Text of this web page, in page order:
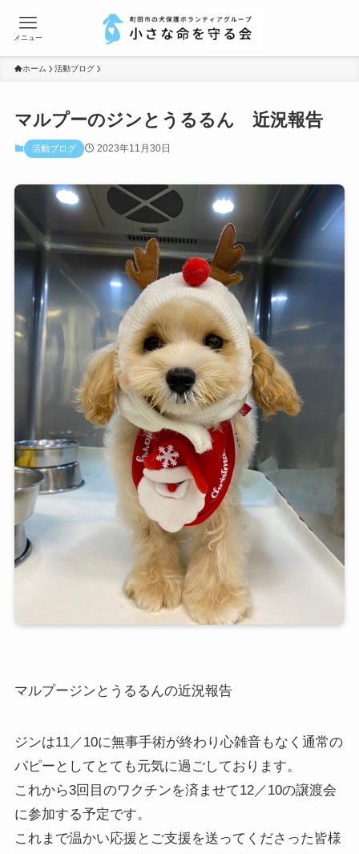
メニュー
ホーム 活動ブログ
マルプーのジンとうるるん 近況報告
活動ブログ 2023年11月30日
マルプージンとうるるんの近況報告
ジンは11／10に無事手術が終わり心雑音もなく通常の
パピーとしてとても元気に過ごしております。
これから3回目のワクチンを済ませて12／10の譲渡会
に参加する予定です。
これまで温かい応援とご支援を送ってくださった皆様